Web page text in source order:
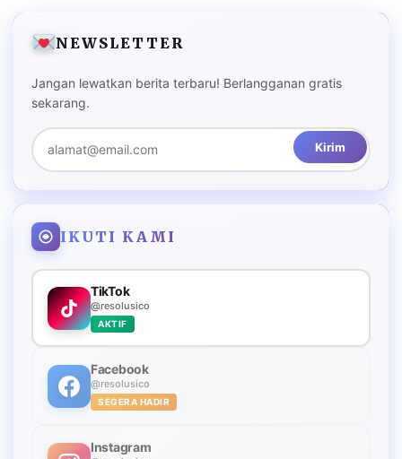
NEWSLETTER
Jangan lewatkan berita terbaru! Berlangganan gratis
sekarang.
Kirim
IKUTI KAMI
TikTok
@resolusico
AKTIF
Facebook
@resolusico
SEGERA HADIR
Instagram